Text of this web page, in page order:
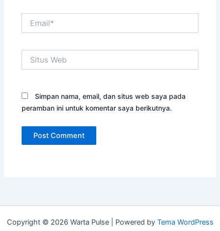
Web
Simpan nama, email, dan situs web saya pada
peramban ini untuk komentar saya berikutnya.
Copyright © 2026 Warta Pulse | Powered by Tema WordPress